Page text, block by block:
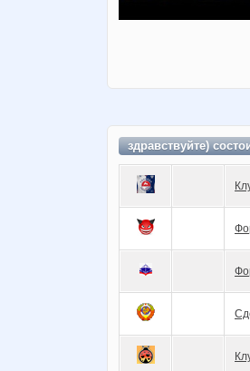
здравствуйте)